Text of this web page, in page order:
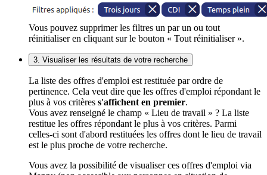
Vous pouvez supprimer les filtres un par un ou tout
réinitialiser en cliquant sur le bouton « Tout réinitialiser ».
3. Visualiser les résultats de votre recherche
La liste des offres d'emploi est restituée par ordre de
pertinence. Cela veut dire que les offres d'emploi répondant le
plus à vos critères s'affichent en premier.
Vous avez renseigné le champ « Lieu de travail » ? La liste
restitue les offres répondant le plus à vos critères. Parmi
celles-ci sont d'abord restituées les offres dont le lieu de travail
est le plus proche de votre recherche.
Vous avez la possibilité de visualiser ces offres d'emploi via